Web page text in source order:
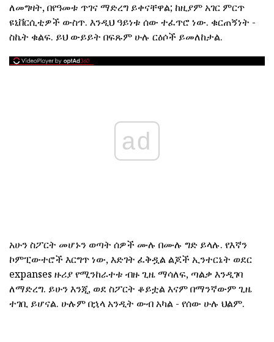
ለመግዛት, በየዓመቱ ጥገና ማድረግ ይቀናቸዋል; ከዚያም አገር ምርጥ
ዩኒቨርሲቲዎች ውስጥ. እንዲህ ዓይነቱ ሰው ተፈጥሮ ነው. ቁርጠኝነት -
ስኬት ቁልፍ. ይህ ውይይት በፍጹም ሁሉ ርዕሶች ይመለከታል.
ad
አሁን ስፖርት መሆኑን ወጣት ሰዎች ሙሉ በሙሉ ግድ ይላሉ. የእኛን
ኮምፒውተሮች እርግጥ ነው, እድገት ፈቅዷል ልጆች ኢንተርኔት ወደር
expanses ዙሪያ የሚንከራተቱ ብዙ ጊዜ ማሳለፍ, ጣልቃ እንዲገባ
ለማድረግ. ይሁን እንጂ, ወደ ስፖርት ቆይቷል እናም በማንኛውም ጊዜ
ተገቢ ይሆናል. ሁሉም በኋላ አንዲት ውብ አካል - የሰው ሁሉ ህልም.